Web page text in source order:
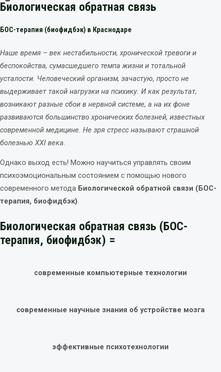
Биологическая обратная связь
БОС-терапия (биофидбэк) в Краснодаре
Наше время – век нестабильности, хронической тревоги и
беспокойства, сумасшедшего темпа жизни и тотальной
усталости. Человеческий организм, зачастую, просто не
выдерживает такой нагрузки на психику. И как результат,
возникают разные сбои в нервной системе, а на их фоне
развиваются большинство хронических болезней, известных
современной медицине. Не зря стресс называют страшной
болезнью ХХI века.
Однако выход есть! Можно научиться управлять своим
психоэмоциональным состоянием с помощью нового
современного метода Биологической обратной связи (БОС-
терапия, биофидбэк).
Биологическая обратная связь (БОС-
терапия, биофидбэк) =
современные компьютерные технологии
современные научные знания об устройстве мозга
эффективные психотехнологии